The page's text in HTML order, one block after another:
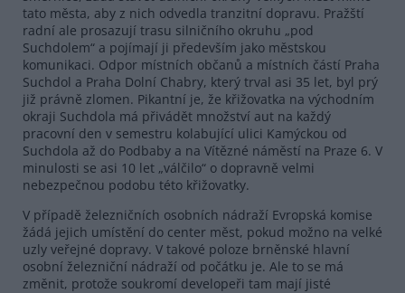
tato města, aby z nich odvedla tranzitní dopravu. Pražští
radní ale prosazují trasu silničního okruhu „pod
Suchdolem“ a pojímají ji především jako městskou
komunikaci. Odpor místních občanů a místních částí Praha
Suchdol a Praha Dolní Chabry, který trval asi 35 let, byl prý
již právně zlomen. Pikantní je, že křižovatka na východním
okraji Suchdola má přivádět množství aut na každý
pracovní den v semestru kolabující ulici Kamýckou od
Suchdola až do Podbaby a na Vítězné náměstí na Praze 6. V
minulosti se asi 10 let „válčilo“ o dopravně velmi
nebezpečnou podobu této křižovatky.
V případě železničních osobních nádraží Evropská komise
žádá jejich umístění do center měst, pokud možno na velké
uzly veřejné dopravy. V takové poloze brněnské hlavní
osobní železniční nádraží od počátku je. Ale to se má
změnit, protože soukromí developeři tam mají jisté